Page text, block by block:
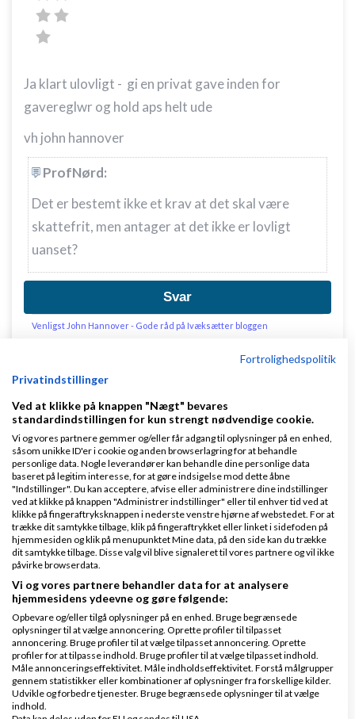
Ja klart ulovligt - gi en privat gave inden for
gavereglwr og hold aps helt ude
vh john hannover
ProfNørd:
Det er bestemt ikke et krav at det skal være
skattefrit, men antager at det ikke er lovligt
uanset?
Svar
Venligst John Hannover - Gode råd på Ivæksætter bloggen
Side 1 ud af 1 (6 indlæg)
Tilbage til toppen
Bogføring, regnskab, moms, skat m.m.
Emner
Ratepension og B-indkomst
Nyeste indlægaf Hank664 ,den 29-07-2026 kl.
16:24
1 svar
Fortrolighedspolitik
Privatindstillinger
Ved at klikke på knappen "Nægt" bevares
standardindstillingen for kun strengt nødvendige cookie.
Vi og vores partnere gemmer og/eller får adgang til oplysninger på en enhed,
såsom unikke ID'er i cookie og anden browserlagring for at behandle
personlige data. Nogle leverandører kan behandle dine personlige data
baseret på legitim interesse, for at gøre indsigelse mod dette åbne
"Indstillinger". Du kan acceptere, afvise eller administrere dine indstillinger
ved at klikke på knappen "Administrer indstillinger" eller til enhver tid ved at
klikke på fingeraftryksknappen i nederste venstre hjørne af webstedet. For at
trække dit samtykke tilbage, klik på fingeraftrykket eller linket i sidefoden på
hjemmesiden og klik på menupunktet Mine data, på den side kan du trække
dit samtykke tilbage. Disse valg vil blive signaleret til vores partnere og vil ikke
påvirke browserdata.
Vi og vores partnere behandler data for at analysere
hjemmesidens ydeevne og gøre følgende:
Opbevare og/eller tilgå oplysninger på en enhed. Bruge begrænsede
oplysninger til at vælge annoncering. Oprette profiler til tilpasset
annoncering. Bruge profiler til at vælge tilpasset annoncering. Oprette
profiler for at tilpasse indhold. Bruge profiler til at vælge tilpasset indhold.
Måle annonceringseffektivitet. Måle indholdseffektivitet. Forstå målgrupper
gennem statistikker eller kombinationer af oplysninger fra forskellige kilder.
Udvikle og forbedre tjenester. Bruge begrænsede oplysninger til at vælge
indhold.